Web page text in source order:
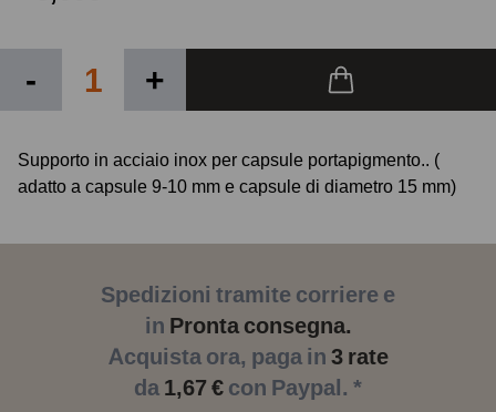
- +
Supporto in acciaio inox per capsule portapigmento.. (
adatto a capsule 9-10 mm e capsule di diametro 15 mm)
Spedizioni tramite corriere e
in Pronta consegna.
Acquista ora, paga in 3 rate
da 1,67 € con Paypal. *